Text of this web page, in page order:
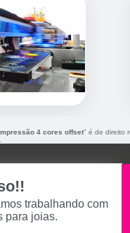
4 cores offset" é de direito
.
trabalhando com
para joias.